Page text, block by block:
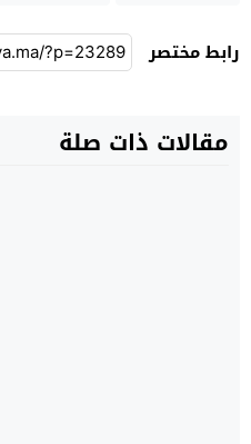
رابط مختصر
مقالات ذات صلة